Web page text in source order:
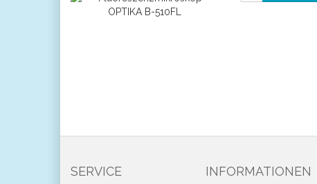
SERVICE INFORMATIONEN